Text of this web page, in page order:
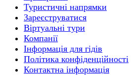
Туристичні напрямки
Зареєструватися
Віртуальні тури
Компанії
Інформація для гідів
Політика конфіденційності
Контактна інформація